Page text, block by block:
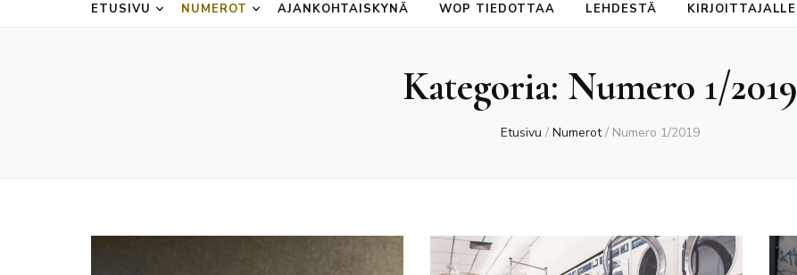
ETUSIVU NUMEROT AJANKOHTAISKYNÄ WOP TIEDOTTAA LEHDESTÄ KIRJOITTAJALLE
Kategoria: Numero 1/2019
Etusivu / Numerot/ Numero 1/2019